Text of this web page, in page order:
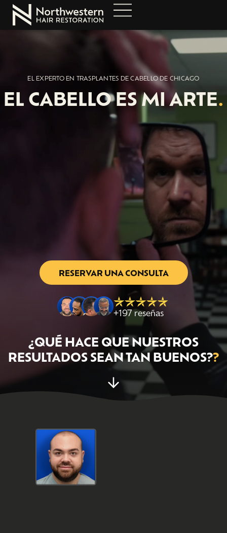
EL EXPERTO EN TRASPLANTES DE CABELLO DE CHICAGO
EL CABELLO ESMI ARTE.
RESERVAR UNA CONSULTA
+197 reseñas
¿QUÉ HACE QUE NUESTROS
RESULTADOS SEAN TAN BUENOS??